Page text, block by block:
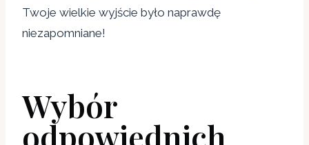
Twoje wielkie wyjście było naprawdę
niezapomniane!
Wybór
odpowiednich